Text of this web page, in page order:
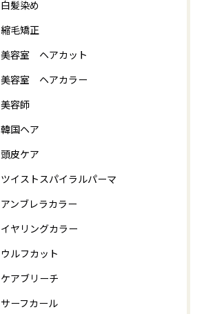
白髪染め
縮毛矯正
美容室 ヘアカット
美容室 ヘアカラー
美容師
韓国ヘア
頭皮ケア
ツイストスパイラルパーマ
アンブレラカラー
イヤリングカラー
ウルフカット
ケアブリーチ
サーフカール